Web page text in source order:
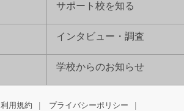
サポート校を知る
インタビュー・調査
学校からのお知らせ
利用規約 プライバシーポリシー